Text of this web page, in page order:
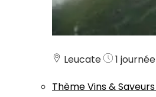
Leucate
1 journée
ThèmeVins & Saveurs